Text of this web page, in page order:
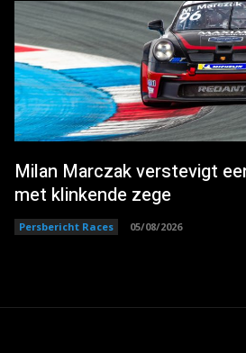
Milan Marczak verstevigt
met klinkende zege
Persbericht Races 05/08/2026